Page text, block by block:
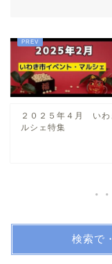
２０２５年４月 いわ
ルシェ特集
検索で